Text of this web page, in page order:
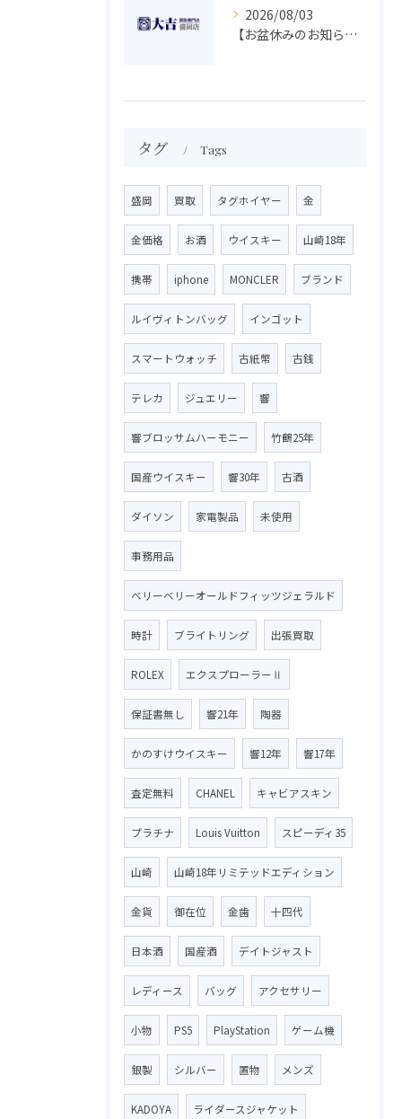
2026/08/03
【お盆休みのお知らせ】買取専門 大吉 盛岡店
タグ Tags
盛岡 買取 タグホイヤー 金
金価格 お酒 ウイスキー 山崎18年
携帯 iphone MONCLER ブランド
ルイヴィトンバッグ インゴット
スマートウォッチ 古紙幣 古銭
テレカ ジュエリー 響
響ブロッサムハーモニー 竹鶴25年
国産ウイスキー 響30年 古酒
ダイソン 家電製品 未使用
事務用品
ベリーベリーオールドフィッツジェラルド
時計 ブライトリング 出張買取
ROLEX エクスプローラーⅡ
保証書無し 響21年 陶器
かのすけウイスキー 響12年 響17年
査定無料 CHANEL キャビアスキン
プラチナ Louis Vuitton スピーディ35
山崎 山崎18年リミテッドエディション
金貨 御在位 金歯 十四代
日本酒 国産酒 デイトジャスト
レディース バッグ アクセサリー
小物 PS5 PlayStation ゲーム機
銀製 シルバー 置物 メンズ
KADOYA ライダースジャケット